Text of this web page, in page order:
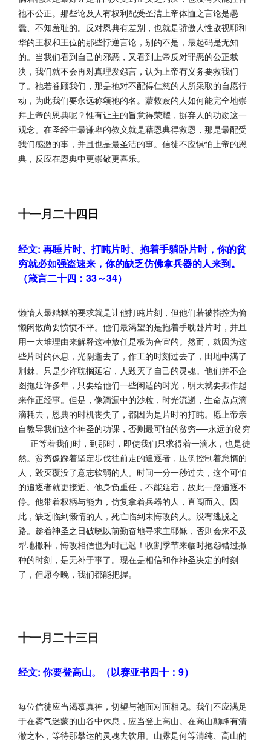
祂不公正。那些论及人有权利配受圣洁上帝体恤之言论是愚
蠢、不知羞耻的。反对恩典有差别，也就是骄傲人性敌视耶和
华的王权和王位的那些悖逆言论，别的不是，最起码是无知
的。当我们看到自己的邪恶，又看到上帝反对罪恶的公正裁
决，我们就不会再对真理发怨言，认为上帝有义务要救我们
了。祂若眷顾我们，那是祂对不配得仁慈的人所采取的自愿行
动，为此我们要永远称颂祂的名。蒙救赎的人如何能完全地崇
拜上帝的恩典呢？惟有让主的旨意得荣耀，摒弃人的功勋这一
观念。在圣经中最谦卑的教义就是藉恩典得救恩，那是最配受
我们感激的事，并且也是最圣洁的事。信徒不应惧怕上帝的恩
典，反应在恩典中更崇敬更喜乐。
十一月二十四日
经文: 再睡片时、打盹片时、抱着手躺卧片时，你的贫
穷就必如强盗速来，你的缺乏仿佛拿兵器的人来到。
（箴言二十四：33～34）
懒惰人最糟糕的要求就是让他打盹片刻，但他们若被指控为偷
懒闲散尚要愤愤不平。他们最渴望的是抱着手耽卧片时，并且
用一大堆理由来解释这种放任是极为合宜的。然而，就因为这
些片时的休息，光阴逝去了，作工的时刻过去了，田地中满了
荆棘。只是少许耽搁延宕，人毁灭了自己的灵魂。他们并不企
图拖延许多年，只要给他们一些闲适的时光，明天就要振作起
来作正经事。但是，像滴漏中的沙粒，时光流逝，生命点点滴
滴耗去，恩典的时机丧失了，都因为是片时的打盹。愿上帝亲
自教导我们这个神圣的功课，否则最可怕的贫穷──永远的贫穷
──正等着我们时，到那时，即使我们只求得着一滴水，也是徒
然。贫穷像踩着坚定步伐往前走的追逐者，压倒控制着怠惰的
人，毁灭覆没了意志软弱的人。时间一分一秒过去，这个可怕
的追逐者就更接近。他身负重任，不能延宕，故此一路追逐不
停。他带着权柄与能力，仿复拿着兵器的人，直闯而入。因
此，缺乏临到懒惰的人，死亡临到未悔改的人。没有逃脱之
路。趁着神圣之日破晓以前勤奋地寻求主耶稣，否则会来不及
犁地撒种，悔改相信也为时已迟！收割季节来临时抱怨错过撒
种的时刻，是无补于事了。现在是相信和作神圣决定的时刻
了，但愿今晚，我们都能把握。
十一月二十三日
经文: 你要登高山。（以赛亚书四十：9）
每位信徒应当渴慕真神，切望与祂面对面相见。我们不应满足
于在雾气迷蒙的山谷中休息，应当登上高山。在高山颠峰有清
澈之杯，等待那攀达的灵魂去饮用。山露是何等清纯、高山的